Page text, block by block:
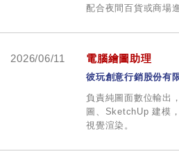
配合夜間百貨或商場
2026/06/11 電腦繪圖助理
彼玩創意行銷股份有
負責純圖面數位輸出
圖、SketchUp 建模
視覺渲染。